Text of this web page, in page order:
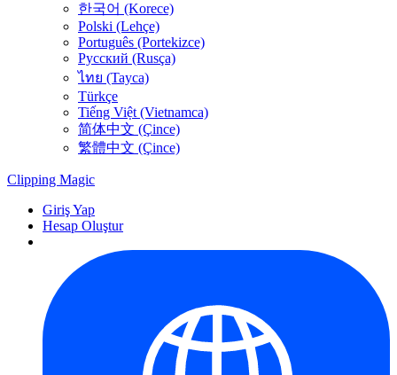
한국어 (Korece)
Polski (Lehçe)
Português (Portekizce)
Русский (Rusça)
ไทย (Tayca)
Türkçe
Tiếng Việt (Vietnamca)
简体中文 (Çince)
繁體中文 (Çince)
Clipping Magic
Giriş Yap
Hesap Oluştur